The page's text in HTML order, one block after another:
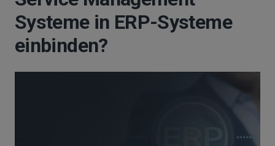
Systeme in ERP-Systeme
einbinden?